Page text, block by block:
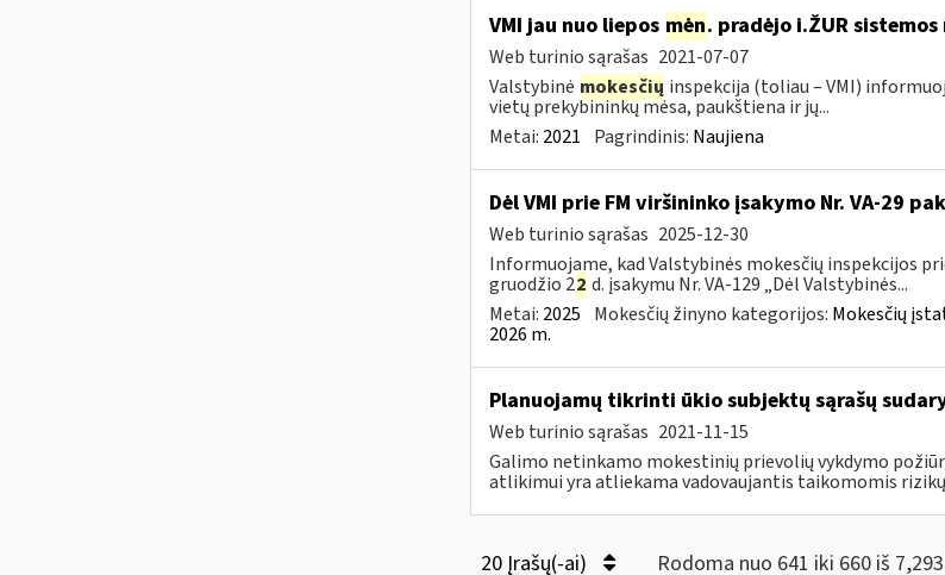
VMI jau nuo liepos mėn. pradėjo i.ŽUR
Web turinio sąrašas 2021-07-07
Valstybinė mokesčių inspekcija (toliau – VMI)
vietų prekybininkų mėsa, paukštiena ir jų...
Metai: 2021 Pagrindinis: Naujiena
Dėl VMI prie FM viršininko įsakymo Nr. VA-29
Web turinio sąrašas 2025-12-30
Informuojame, kad Valstybinės mokesčių inspekcijos
gruodžio 22 d. įsakymu Nr. VA-129 „Dėl Valstybinės...
Metai: 2025 Mokesčių žinyno kategorijos: Mokesčių
2026 m.
Planuojamų tikrinti ūkio subjektų sąrašų
Web turinio sąrašas 2021-11-15
Galimo netinkamo mokestinių prievolių vykdymo
atlikimui yra atliekama vadovaujantis taikomomis
20 Įrašų(-ai) Rodoma nuo 641 iki 660 iš